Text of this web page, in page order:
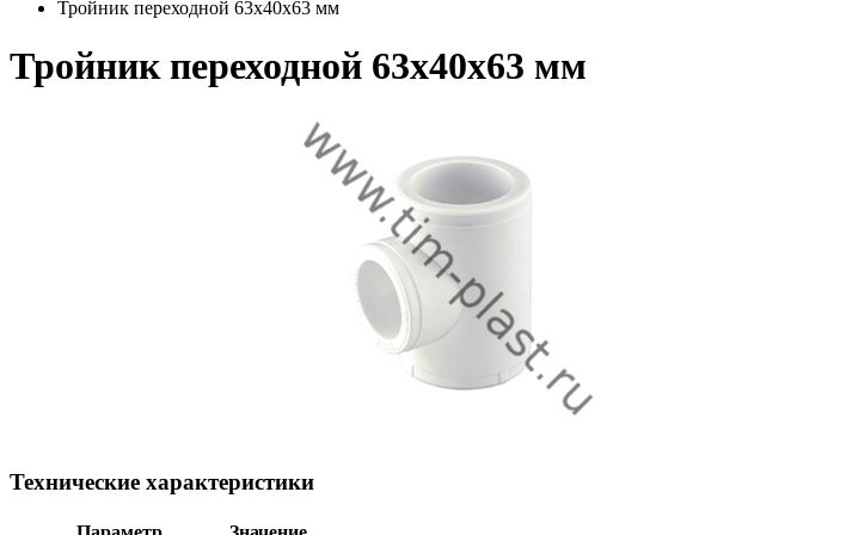
Тройник переходной 63x40x63 мм
Тройник переходной 63x40x63 мм
Технические характеристики